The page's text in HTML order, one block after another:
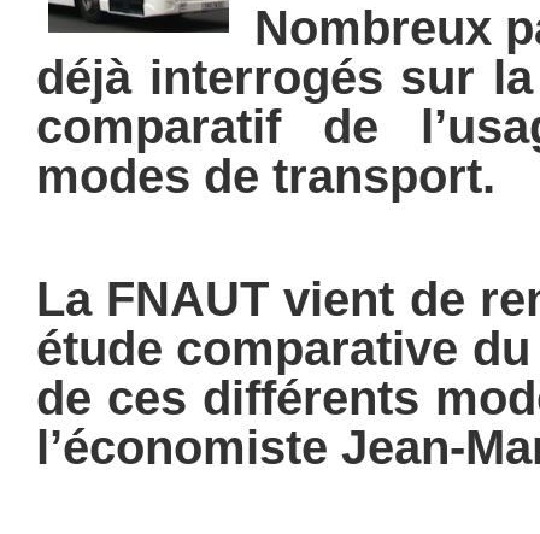
Nombreux
déjà interrogés sur
comparatif de
modes de transport.
La FNAUT vient de
étude comparative
de ces différents
l’économiste Jean-